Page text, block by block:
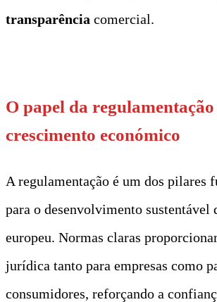
transparência comercial.
O papel da
crescimento económico
A regulamentação é um dos pilares
para o desenvolvimento sustentável
europeu. Normas claras
jurídica tanto para empresas como
consumidores, reforçando a